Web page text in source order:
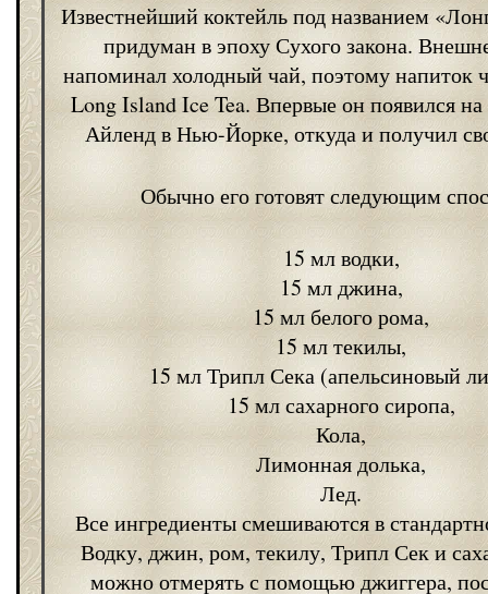
Известнейший коктейль под названием
придуман в эпоху Сухого закона.
напоминал холодный чай, поэтому напиток
Long Island Ice Tea. Впервые он появился
Айленд в Нью-Йорке, откуда и получил
Обычно его готовят следующим
15 мл водки,
15 мл джина,
15 мл белого рома,
15 мл текилы,
15 мл Трипл Сека (апельсиновый
15 мл сахарного сиропа,
Кола,
Лимонная долька,
Лед.
Все ингредиенты смешиваются в
Водку, джин, ром, текилу, Трипл Сек и
можно отмерять с помощью джиггера,